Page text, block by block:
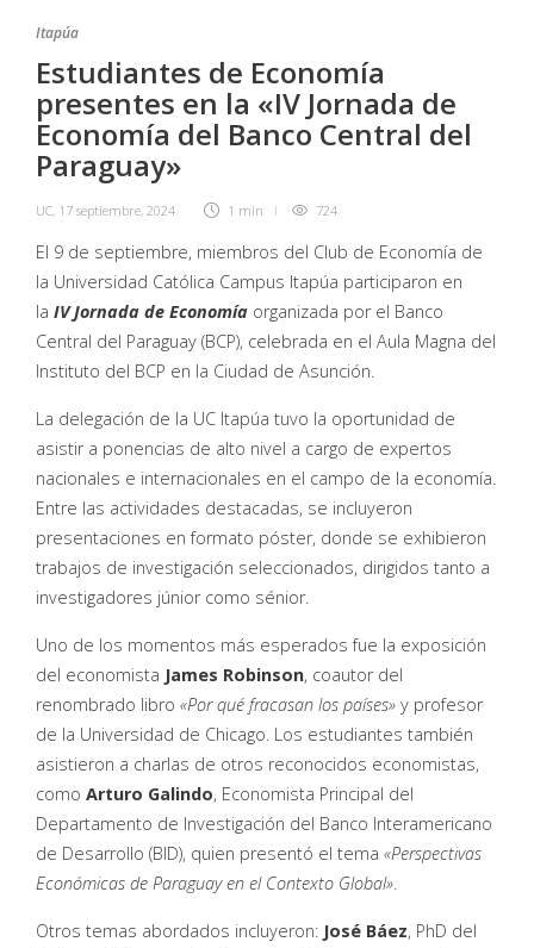
Itapúa
Estudiantes de Economía
presentes en la «IV Jornada de
Economía del Banco Central del
Paraguay»
UC, 17 septiembre, 2024 1 min 724
El 9 de septiembre, miembros del Club de Economía de
la Universidad Católica Campus Itapúa participaron en
la IV Jornada de Economía organizada por el Banco
Central del Paraguay (BCP), celebrada en el Aula Magna del
Instituto del BCP en la Ciudad de Asunción.
La delegación de la UC Itapúa tuvo la oportunidad de
asistir a ponencias de alto nivel a cargo de expertos
nacionales e internacionales en el campo de la economía.
Entre las actividades destacadas, se incluyeron
presentaciones en formato póster, donde se exhibieron
trabajos de investigación seleccionados, dirigidos tanto a
investigadores júnior como sénior.
Uno de los momentos más esperados fue la exposición
del economista James Robinson, coautor del
renombrado libro «Por qué fracasan los países» y profesor
de la Universidad de Chicago. Los estudiantes también
asistieron a charlas de otros reconocidos economistas,
como Arturo Galindo, Economista Principal del
Departamento de Investigación del Banco Interamericano
de Desarrollo (BID), quien presentó el tema «Perspectivas
Económicas de Paraguay en el Contexto Global».
Otros temas abordados incluyeron: José Báez, PhD del